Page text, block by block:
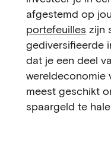
afgestemd op
portefeuilles zijn
gediversifieerde
dat je een deel
wereldeconomie
meest geschikt
spaargeld te